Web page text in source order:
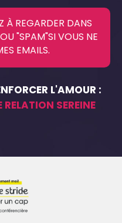
À REGARDER DANS
"SPAM"SI VOUS NE
EMAILS.
L'AMOUR :
RELATION SEREINE